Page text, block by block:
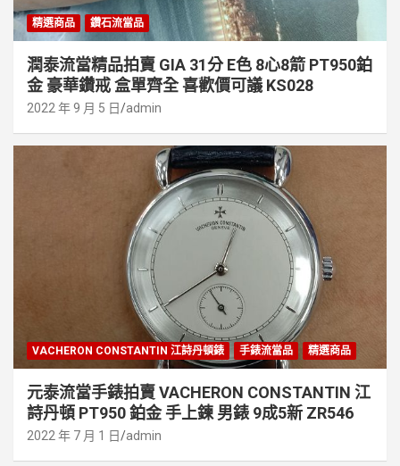
精選商品 鑽石流當品
潤泰流當精品拍賣 GIA 31分 E色 8心8箭 PT950鉑
金 豪華鑽戒 盒單齊全 喜歡價可議 KS028
2022 年 9 月 5 日 admin
VACHERON CONSTANTIN 江詩丹頓錶 手錶流當品 精選商品
元泰流當手錶拍賣 VACHERON CONSTANTIN 江
詩丹頓 PT950 鉑金 手上鍊 男錶 9成5新 ZR546
2022 年 7 月 1 日 admin